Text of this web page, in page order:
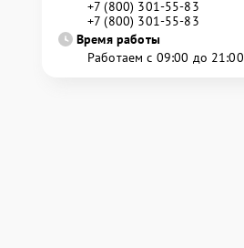
+7 (800) 301-55-83
+7 (800) 301-55-83
Время работы
Работаем с 09:00 до 21:00